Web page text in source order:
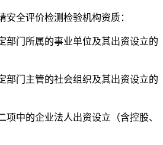
安全评价检测检验机构资质：
部门所属的事业单位及其出资设立的
部门主管的社会组织及其出资设立的
项中的企业法人出资设立（含控股、